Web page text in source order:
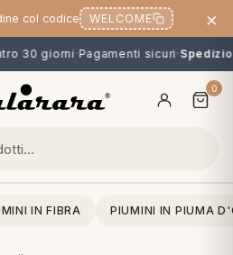
col codice WELCOME ×
30 giorni·Pagamenti sicuri·
0
IN FIBRA PIUMINI IN PIUMA